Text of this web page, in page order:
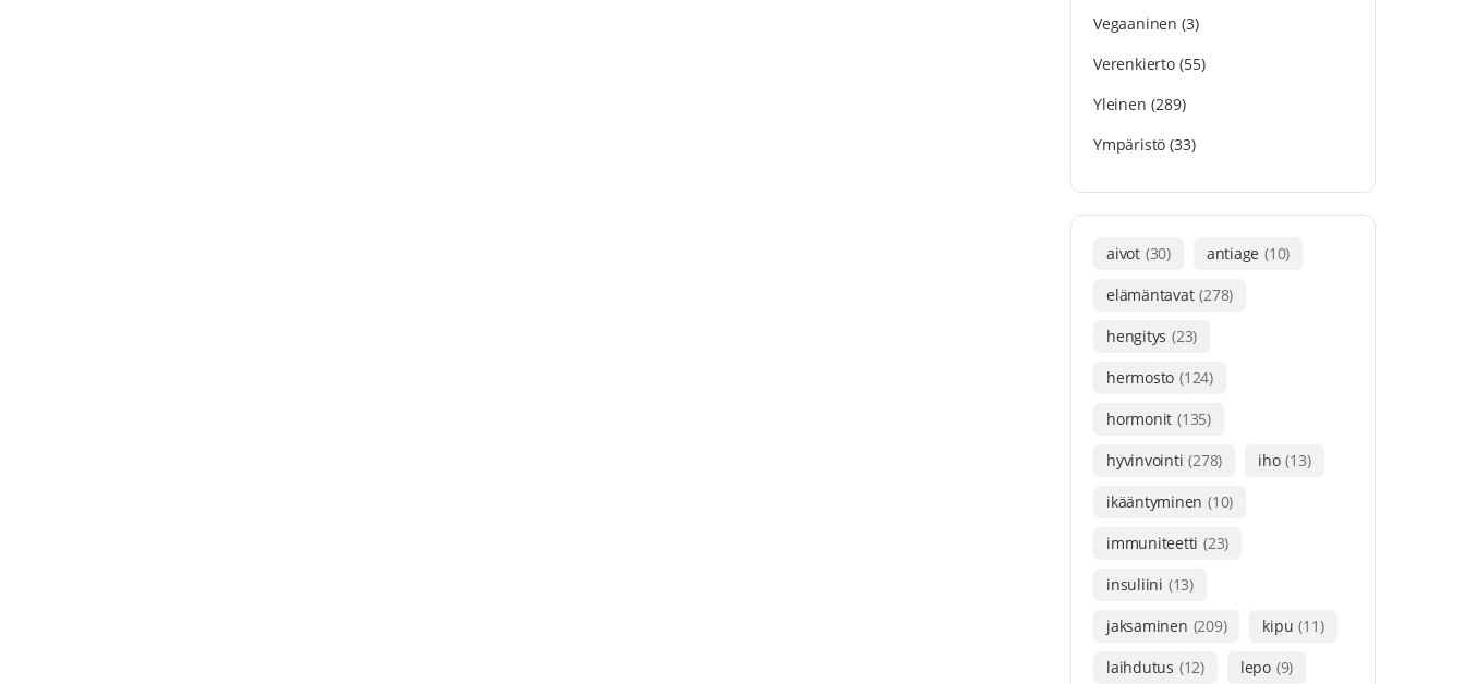
Vegaaninen (3)
Verenkierto(55)
Yleinen (289)
Ympäristö (33)
aivot (30) antiage (10)
elämäntavat (278)
hengitys (23)
hermosto (124)
hormonit (135)
hyvinvointi (278) iho (13)
ikääntyminen (10)
immuniteetti (23)
insuliini (13)
jaksaminen (209) kipu (11)
laihdutus (12) lepo (9)